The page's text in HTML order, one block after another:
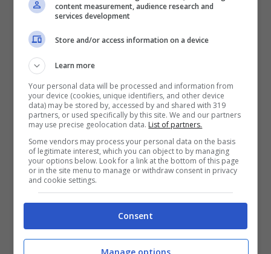
scelto come prima alternativa al tandem
d’attacco titolare.
Scambio Kean-Origi: il Milan prova il tutto per tutto – ANSA –
stopandgoal.net
content measurement, audience research and
services development
Store and/or access information on a device
Learn more
Your personal data will be processed and information from
your device (cookies, unique identifiers, and other device
data) may be stored by, accessed by and shared with 319
partners, or used specifically by this site. We and our partners
may use precise geolocation data. List of partners.
Some vendors may process your personal data on the basis
of legitimate interest, which you can object to by managing
your options below. Look for a link at the bottom of this page
or in the site menu to manage or withdraw consent in privacy
and cookie settings.
Consent